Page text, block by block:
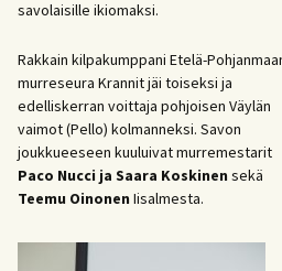
savolaisille ikiomaksi.
Rakkain kilpakumppani Etelä-
murreseura Krannit jäi toiseksi ja
edelliskerran voittaja pohjoisen Väylän
vaimot (Pello) kolmanneksi. Savon
joukkueeseen kuuluivat murremestarit
Paco Nucci ja Saara Koskinen sekä
Teemu Oinonen Iisalmesta.